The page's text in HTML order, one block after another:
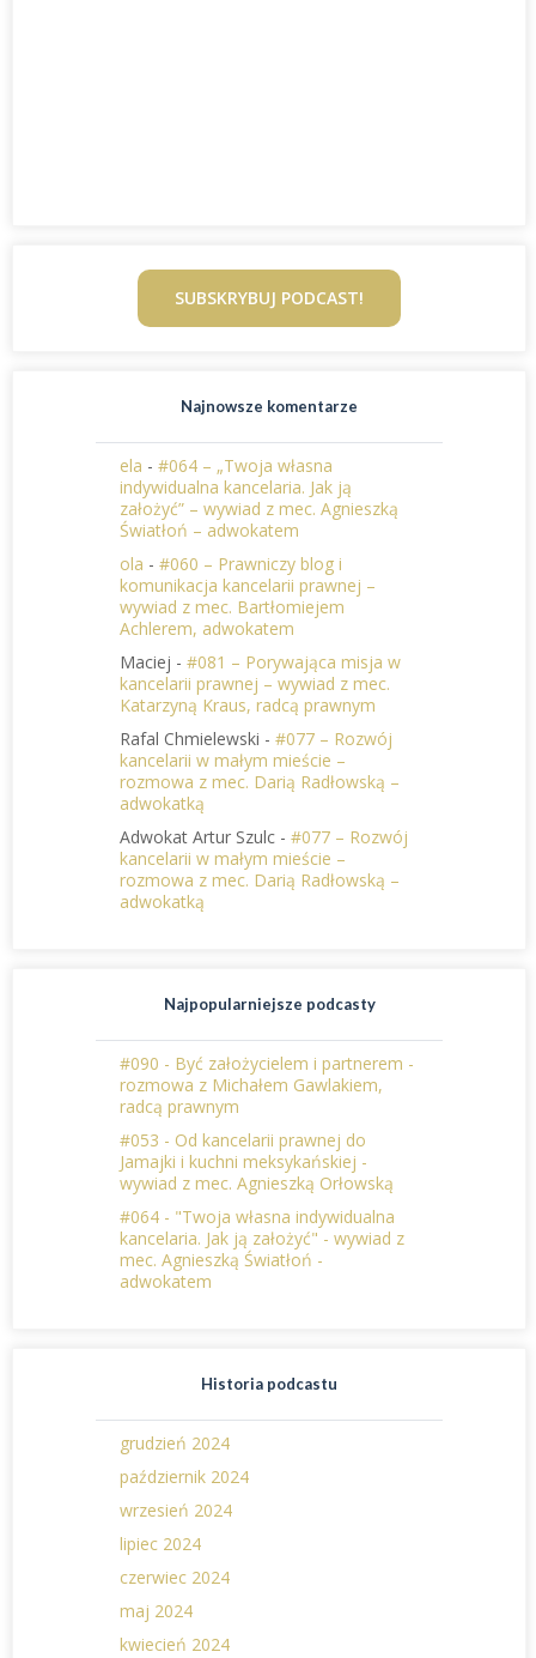
SUBSKRYBUJ PODCAST!
Najnowsze komentarze
ela - #064 – „Twoja własna
indywidualna kancelaria. Jak ją
założyć” – wywiad z mec. Agnieszką
Światłoń – adwokatem
ola - #060 – Prawniczy blog i
komunikacja kancelarii prawnej –
wywiad z mec. Bartłomiejem
Achlerem, adwokatem
Maciej - #081 – Porywająca misja w
kancelarii prawnej – wywiad z mec.
Katarzyną Kraus, radcą prawnym
Rafal Chmielewski - #077 – Rozwój
kancelarii w małym mieście –
rozmowa z mec. Darią Radłowską –
adwokatką
Adwokat Artur Szulc - #077 – Rozwój
kancelarii w małym mieście –
rozmowa z mec. Darią Radłowską –
adwokatką
Najpopularniejsze podcasty
#090 - Być założycielem i partnerem -
rozmowa z Michałem Gawlakiem,
radcą prawnym
#053 - Od kancelarii prawnej do
Jamajki i kuchni meksykańskiej -
wywiad z mec. Agnieszką Orłowską
#064 - "Twoja własna indywidualna
kancelaria. Jak ją założyć" - wywiad z
mec. Agnieszką Światłoń -
adwokatem
Historia podcastu
grudzień 2024
październik 2024
wrzesień 2024
lipiec 2024
czerwiec 2024
maj 2024
kwiecień 2024